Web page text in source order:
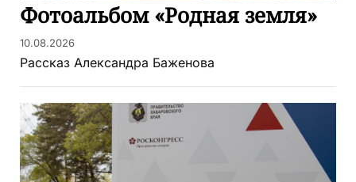
Фотоальбом «Родная земля»
10.08.2026
Рассказ Александра Баженова